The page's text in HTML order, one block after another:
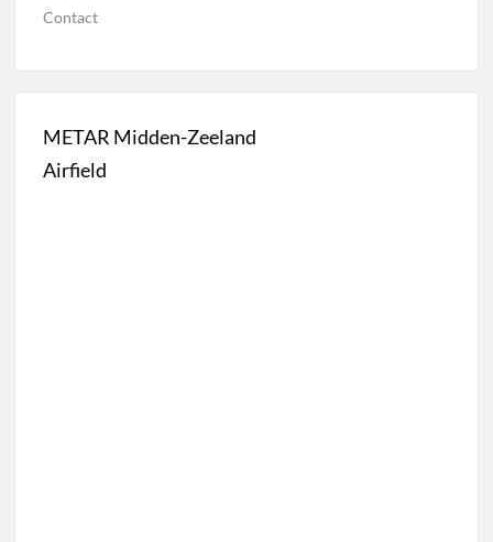
Contact
METAR Midden-Zeeland
Airfield